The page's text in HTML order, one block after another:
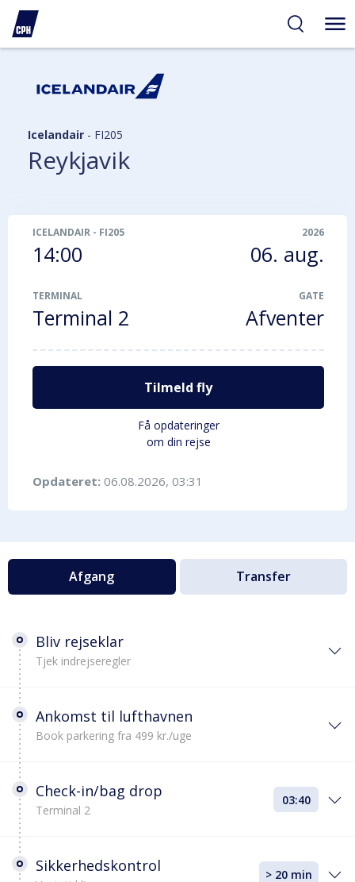
Icelandair - FI205
Reykjavik
ICELANDAIR - FI205
14:00
2026
06. aug.
TERMINAL
Terminal 2
GATE
Afventer
Tilmeld fly
Få opdateringer
om din rejse
Opdateret: 06.08.2026, 03:31
Afgang Transfer
Bliv rejseklar
Tjek indrejseregler
Ankomst til lufthavnen
Book parkering fra 499 kr./uge
Check-in/bag drop
Terminal 2
03:40
Sikkerhedskontrol > 20 min